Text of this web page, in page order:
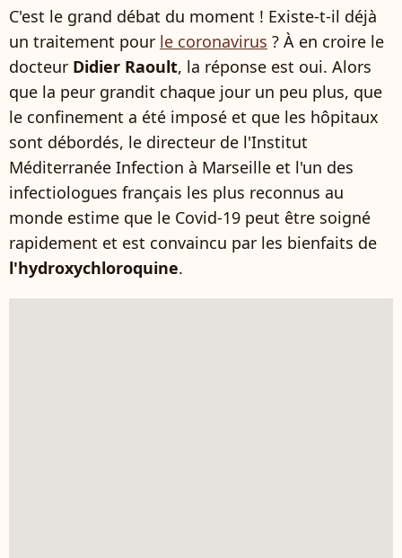
C'est le grand débat du moment ! Existe-t-il déjà
un traitement pour le coronavirus ? À en croire le
docteur Didier Raoult, la réponse est oui. Alors
que la peur grandit chaque jour un peu plus, que
le confinement a été imposé et que les hôpitaux
sont débordés, le directeur de l'Institut
Méditerranée Infection à Marseille et l'un des
infectiologues français les plus reconnus au
monde estime que le Covid-19 peut être soigné
rapidement et est convaincu par les bienfaits de
l'hydroxychloroquine.